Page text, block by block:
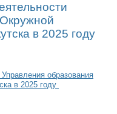
в 2025 году
образования
в 2025 году